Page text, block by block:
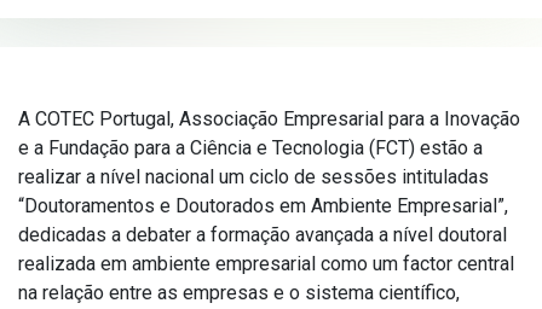
A COTEC Portugal, Associação Empresarial para a Inovação
e a Fundação para a Ciência e Tecnologia (FCT) estão a
realizar a nível nacional um ciclo de sessões intituladas
“Doutoramentos e Doutorados em Ambiente Empresarial”,
dedicadas a debater a formação avançada a nível doutoral
realizada em ambiente empresarial como um factor central
na relação entre as empresas e o sistema científico,